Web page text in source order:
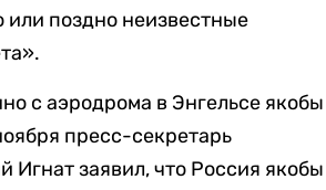
или поздно неизвестные
с аэродрома в Энгельсе якобы
пресс-секретарь
заявил, что Россия якобы